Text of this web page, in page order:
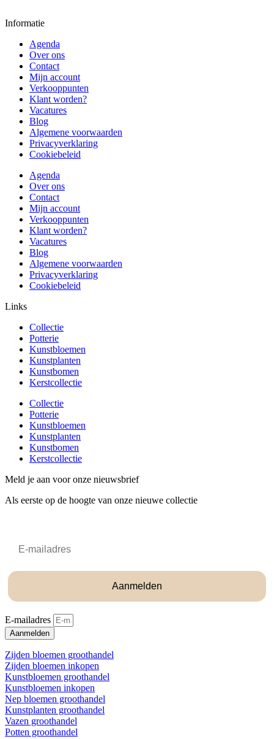
Informatie
Agenda
Over ons
Contact
Mijn account
Verkooppunten
Klant worden?
Vacatures
Blog
Algemene voorwaarden
Privacyverklaring
Cookiebeleid
Agenda
Over ons
Contact
Mijn account
Verkooppunten
Klant worden?
Vacatures
Blog
Algemene voorwaarden
Privacyverklaring
Cookiebeleid
Links
Collectie
Potterie
Kunstbloemen
Kunstplanten
Kunstbomen
Kerstcollectie
Collectie
Potterie
Kunstbloemen
Kunstplanten
Kunstbomen
Kerstcollectie
Meld je aan voor onze nieuwsbrief
Als eerste op de hoogte van onze nieuwe collectie
Aanmelden
E-mailadres
Aanmelden
Zijden bloemen groothandel
Zijden bloemen inkopen
Kunstbloemen groothandel
Kunstbloemen inkopen
Nep bloemen groothandel
Kunstplanten groothandel
Vazen groothandel
Potten groothandel